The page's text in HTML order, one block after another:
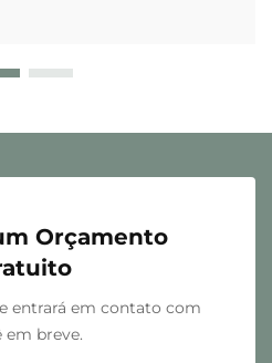
Orçamento
entrará em contato com
em breve.